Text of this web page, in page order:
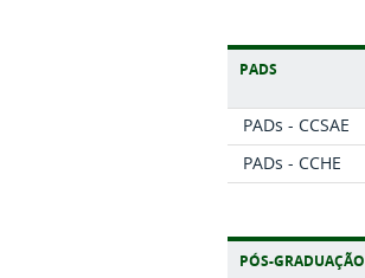
PADS
PADs - CCSAE
PADs - CCHE
PÓS-GRADUAÇÃO